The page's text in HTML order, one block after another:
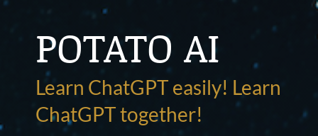
POTATO AI
Learn ChatGPT easily! Learn
ChatGPT together!